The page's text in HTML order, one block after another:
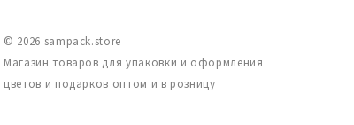
© 2026 sampack.store
Магазин товаров для упаковки и оформления
цветов и подарков оптом и в розницу